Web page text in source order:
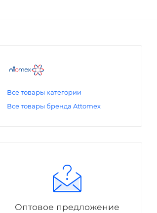
Все товары категории
Все товары бренда Attomex
Оптовое предложение